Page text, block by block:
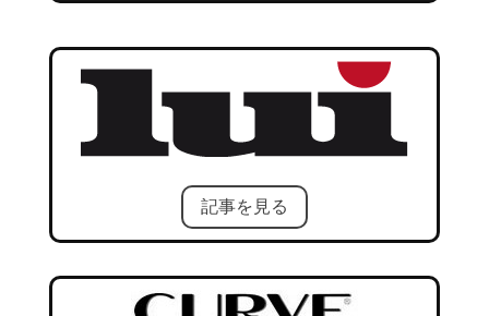
記事を見る